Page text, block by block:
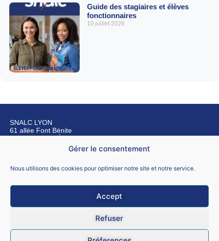
Gérer le consentement
Nous utilisons des cookies pour optimiser notre site et notre service.
Accept
Refuser
Guide des stagiaires et élèves
fonctionnaires
10 juillet 2026
SNALC LYON
61 allée Font Bénite
42155 SAINT LÉGER SUR ROANNE
CGU